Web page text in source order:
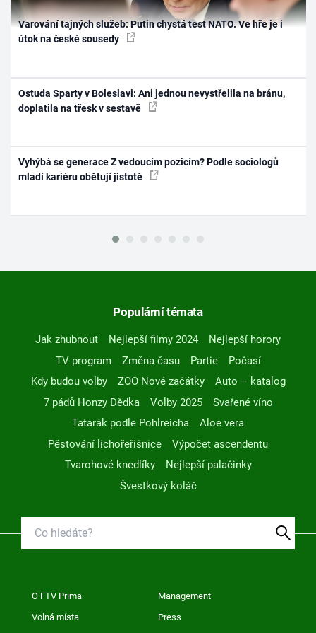
Varování tajných služeb: Putin chystá test NATO. Ve hře je i
útok na české sousedy
Ostuda Sparty v Boleslavi: Ani jednou nevystřelila na bránu,
doplatila na třesk v sestavě
Vyhýbá se generace Z vedoucím pozicím? Podle sociologů
mladí kariéru obětují jistotě
Populární témata
Jak zhubnout Nejlepší filmy 2024
Nejlepší horory
TV program
Změna času Partie
Počasí
Kdy budou volby
ZOO Nové začátky
Auto – katalog
7 pádů Honzy Dědka
Volby 2025
Svařené víno
Tatarák podle Pohlreicha
Aloe vera
Pěstování lichořeřišnice
Výpočet ascendentu
Tvarohové knedlíky
Nejlepší palačinky
Švestkový koláč
O FTV Prima Management
Volná místa Press